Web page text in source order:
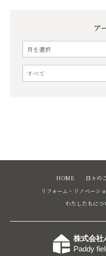
ア
HOME 日々の
リフォーム・リノベーシ
わたしたちにつ
株式会社
Paddy